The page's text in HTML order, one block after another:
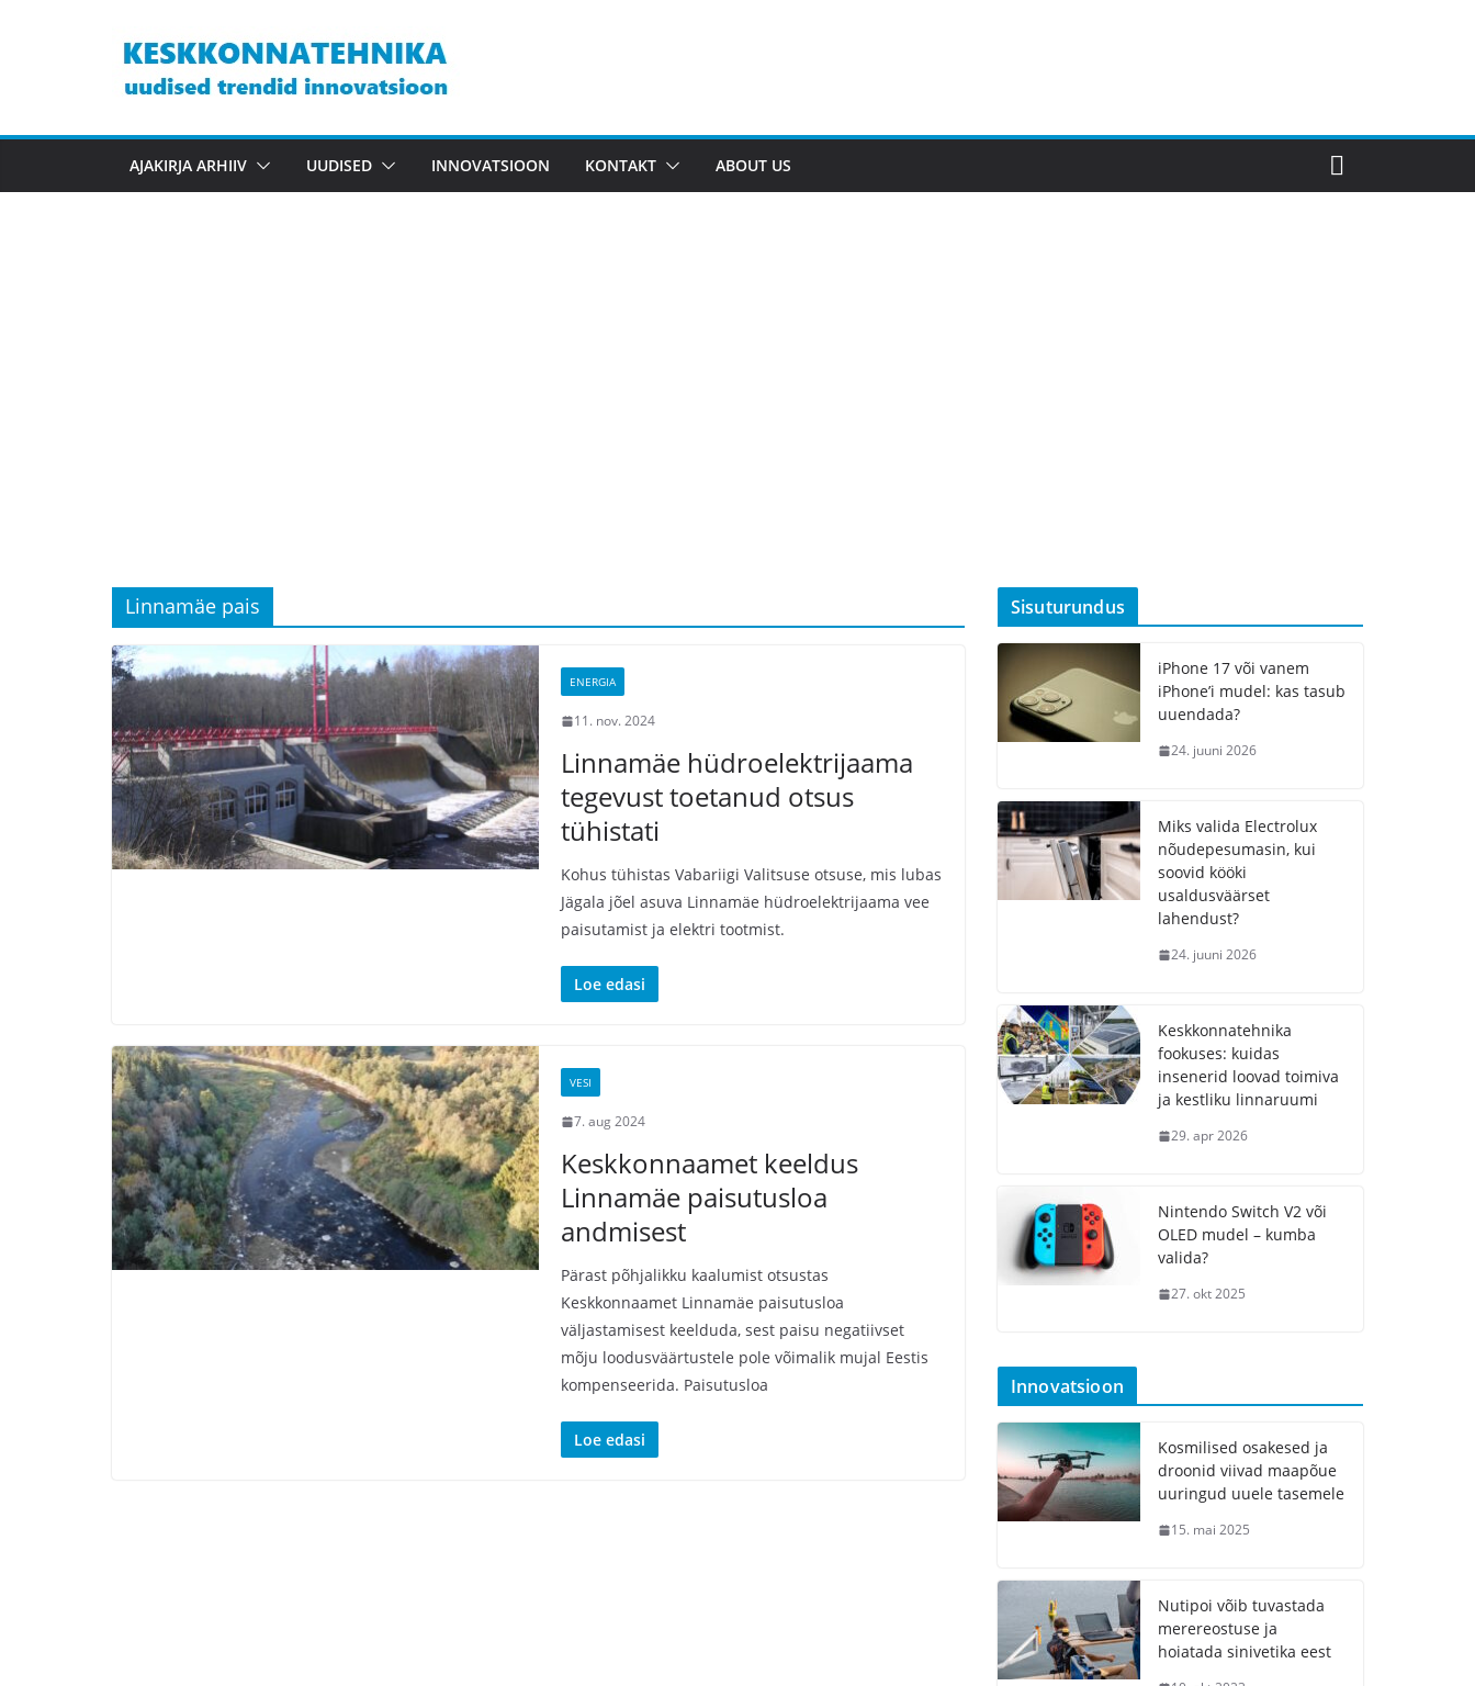
AJAKIRJA ARHIIV UUDISED INNOVATSIOON KONTAKT ABOUT US
Linnamäe pais
ENERGIA
11. nov. 2024
Linnamäe hüdroelektrijaama
tegevust toetanud otsus
tühistati
Kohus tühistas Vabariigi Valitsuse otsuse, mis lubas
Jägala jõel asuva Linnamäe hüdroelektrijaama vee
paisutamist ja elektri tootmist.
Loe edasi
VESI
7. aug 2024
Keskkonnaamet keeldus
Linnamäe paisutusloa
andmisest
Pärast põhjalikku kaalumist otsustas
Keskkonnaamet Linnamäe paisutusloa
väljastamisest keelduda, sest paisu negatiivset
mõju loodusväärtustele pole võimalik mujal Eestis
kompenseerida. Paisutusloa
Loe edasi
Sisuturundus
iPhone 17 või vanem
iPhone’i mudel: kas tasub
uuendada?
24. juuni 2026
Miks valida Electrolux
nõudepesumasin, kui
soovid kööki
usaldusväärset
lahendust?
24. juuni 2026
Keskkonnatehnika
fookuses: kuidas
insenerid loovad toimiva
ja kestliku linnaruumi
29. apr 2026
Nintendo Switch V2 või
OLED mudel – kumba
valida?
27. okt 2025
Innovatsioon
Kosmilised osakesed ja
droonid viivad maapõue
uuringud uuele tasemele
15. mai 2025
Nutipoi võib tuvastada
merereostuse ja
hoiatada sinivetika eest